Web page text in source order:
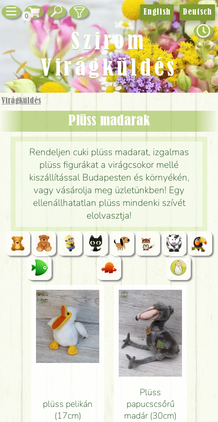
0
Virágküldés
Plüss madarak
Rendeljen cuki plüss madarat, izgalmas
plüss figurákat a virágcsokor mellé
kiszállítással Budapesten és környékén,
vagy vásárolja meg üzletünkben! Egy
ellenállhatatlan plüss mindenki szívét
elolvasztja!
plüss pelikán
(17cm)
Plüss
papucscsőrű
madár (30cm)
English Deutsch
Szirom
Virágküldés